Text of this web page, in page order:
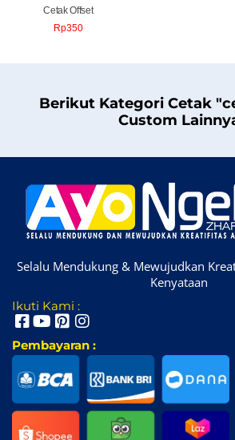
Cetak Offset
Rp350
Berikut Kategori Cetak
Custom
Selalu Mendukung & Mewujudkan
Kenyataan
Ikuti Kami :
Pembayaran :